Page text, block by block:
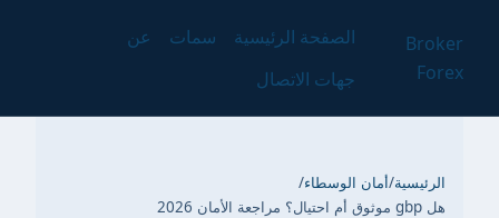
Broker
Forex
الصفحة الرئيسية سمات
عن
جهات الاتصال
الرئيسية/أمان الوسطاء/
هل gbp موثوق أم احتيال؟ مراجعة الأمان 2026